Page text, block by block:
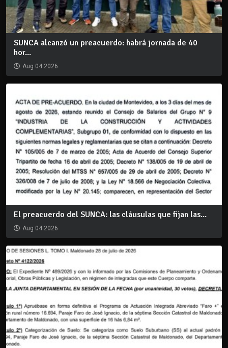
SUNCA alcanzó un preacuerdo: habrá jornada de 40
hor...
Aug 04 2026
El preacuerdo del SUNCA: las cláusulas que fijan las...
Aug 04 2026